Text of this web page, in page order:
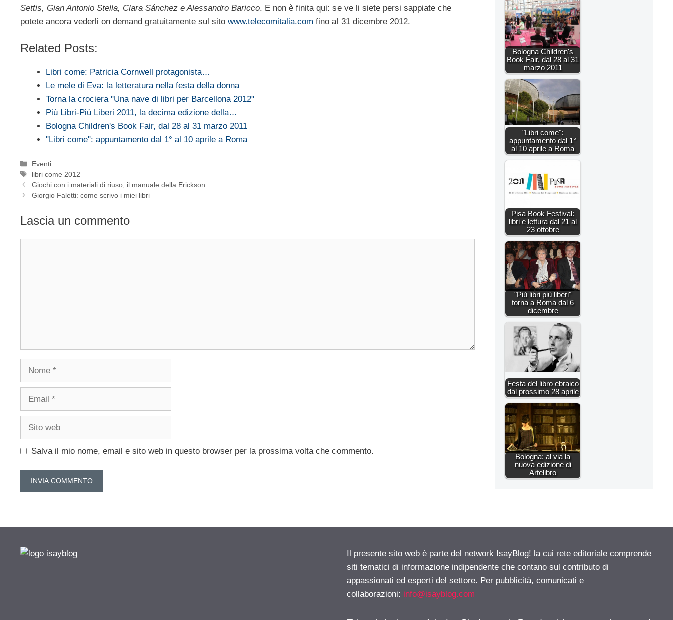
Settis, Gian Antonio Stella, Clara Sánchez e Alessandro Baricco. E non è finita qui: se ve li siete persi sappiate che
potete ancora vederli on demand gratuitamente sul sito www.telecomitalia.com fino al 31 dicembre 2012.
Related Posts:
Libri come: Patricia Cornwell protagonista…
Le mele di Eva: la letteratura nella festa della donna
Torna la crociera "Una nave di libri per Barcellona 2012"
Più Libri-Più Liberi 2011, la decima edizione della…
Bologna Children's Book Fair, dal 28 al 31 marzo 2011
"Libri come": appuntamento dal 1° al 10 aprile a Roma
Categorie
Eventi
Tag
libri come 2012
Giochi con i materiali di riuso, il manuale della Erickson
Giorgio Faletti: come scrivo i miei libri
Lascia un commento
Salva il mio nome, email e sito web in questo browser per la prossima volta che commento.
Bologna Children's
Book Fair, dal 28 al 31
marzo 2011
"Libri come":
appuntamento dal 1°
al 10 aprile a Roma
Pisa Book Festival:
libri e lettura dal 21 al
23 ottobre
"Più libri più liberi"
torna a Roma dal 6
dicembre
Festa del libro ebraico
dal prossimo 28 aprile
Bologna: al via la
nuova edizione di
Artelibro
Il presente sito web è parte del network IsayBlog! la cui rete editoriale comprende
siti tematici di informazione indipendente che contano sul contributo di
appassionati ed esperti del settore. Per pubblicità, comunicati e
collaborazioni: info@isayblog.com